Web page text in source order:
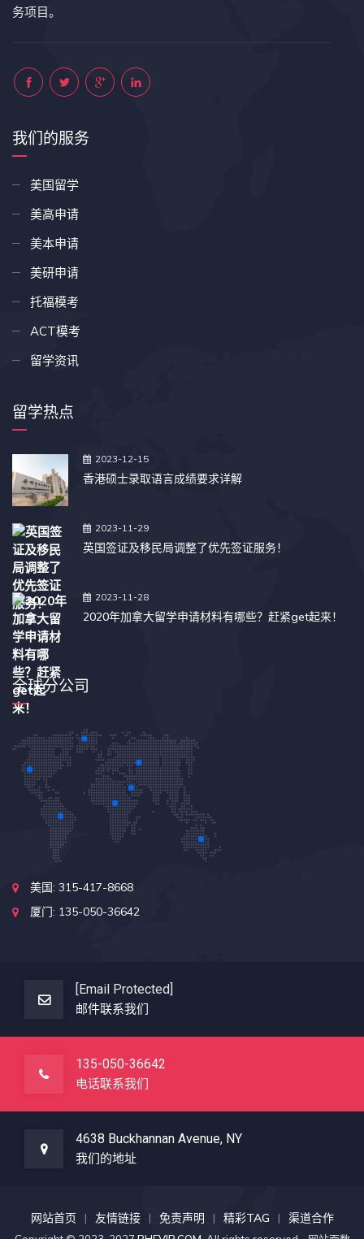
务项目。
我们的服务
美国留学
美高申请
美本申请
美研申请
托福模考
ACT模考
留学资讯
留学热点
2023-12-15
香港硕士录取语言成绩要求详解
2023-11-29
英国签证及移民局调整了优先签证服务！
2023-11-28
2020年加拿大留学申请材料有哪些？赶紧get起来！
全球分公司
美国: 315-417-8668
厦门: 135-050-36642
[email Protected]
邮件联系我们
135-050-36642
电话联系我们
4638 Buckhannan Avenue, NY
我们的地址
网站首页 友情链接 免责声明 精彩TAG 渠道合作